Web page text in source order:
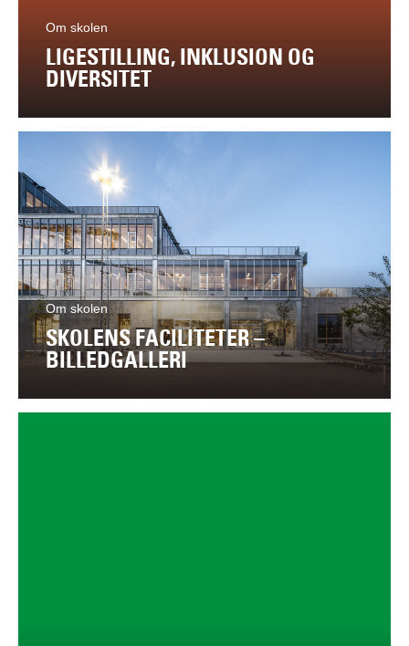
Om skolen
LIGESTILLING, INKLUSION OG
DIVERSITET
Om skolen
SKOLENS FACILITETER –
BILLEDGALLERI